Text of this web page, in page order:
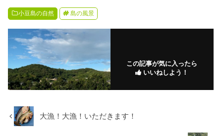
小豆島の自然 島の風景
この記事が気に入ったら
いいねしよう！
大漁！大漁！いただきます！